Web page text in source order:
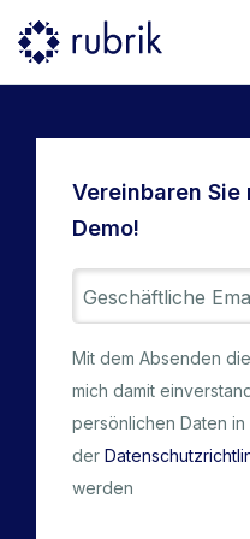
Vereinbaren
Demo!
Geschäftliche
Mit dem Absenden
mich damit
persönlichen Daten in
der
werden